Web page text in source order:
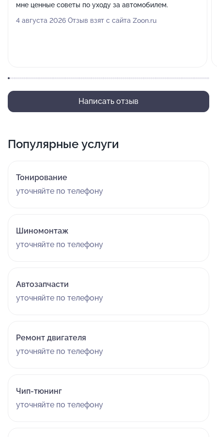
мне ценные советы по уходу за автомобилем.
4 августа 2026 Отзыв взят с сайта Zoon.ru
Написать отзыв
Популярные услуги
Тонирование
уточняйте по телефону
Шиномонтаж
уточняйте по телефону
Автозапчасти
уточняйте по телефону
Ремонт двигателя
уточняйте по телефону
Чип-тюнинг
уточняйте по телефону